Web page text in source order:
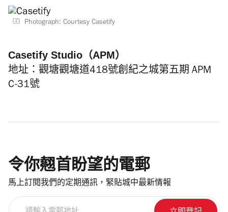
Photograph: Courtesy Casetify
Casetify Studio（APM）
地址：觀塘觀塘道418號創紀之城第五期 APM
C-31號
令你翹首盼望的電郵
馬上訂閱我們的定期通訊，緊貼城中最新情報